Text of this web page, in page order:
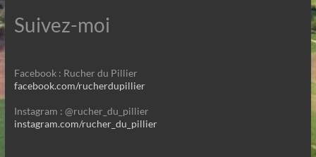
Suivez-moi
Facebook : Rucher du Pillier
facebook.com/rucherdupillier
Instagram : @rucher_du_pillier
instagram.com/rucher_du_pillier